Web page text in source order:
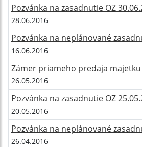
Pozvánka na zasadnutie OZ
28.06.2016
Pozvánka na neplánované
16.06.2016
Zámer priameho predaja
26.05.2016
Pozvánka na zasadnutie OZ
20.05.2016
Pozvánka na neplánované
26.04.2016